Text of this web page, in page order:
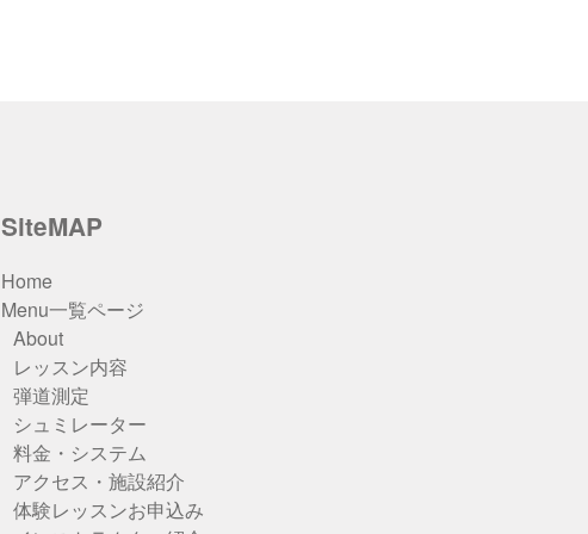
SiteMAP
Home
Menu一覧ページ
About
レッスン内容
弾道測定
シュミレーター
料金・システム
アクセス・施設紹介
体験レッスンお申込み